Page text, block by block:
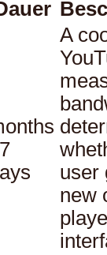
A
user
new